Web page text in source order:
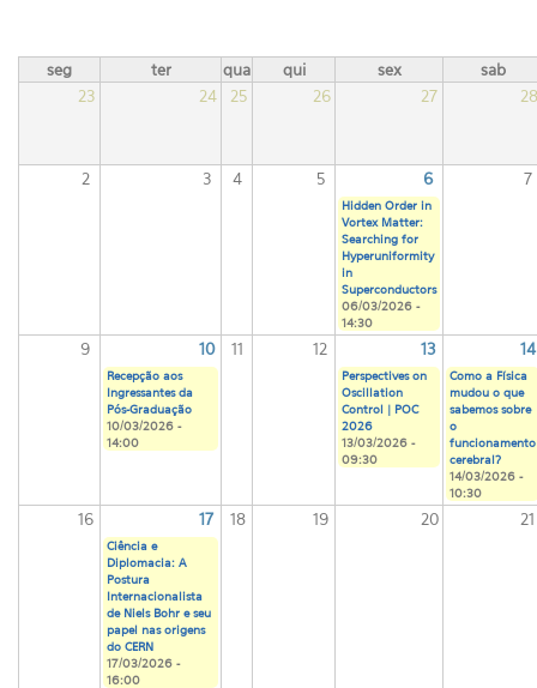
seg ter qua qui sex
sab
23
24 25 26 27 28
2 3 4 5 6 7
Hidden Order in
Vortex Matter:
Searching for
Hyperuniformity
in
Superconductors
06/03/2026 -
14:30
9 10 11 12 13 14
Recepção aos
Ingressantes da
Pós-Graduação
10/03/2026 -
14:00
Perspectives on
Oscillation
Control | POC
2026
13/03/2026 -
09:30
Como a Física
mudou o que
sabemos sobre
o
funcionamento
cerebral?
14/03/2026 -
10:30
16 17 18 19 20 21
Ciência e
Diplomacia: A
Postura
Internacionalista
de Niels Bohr e seu
papel nas origens
do CERN
17/03/2026 -
16:00